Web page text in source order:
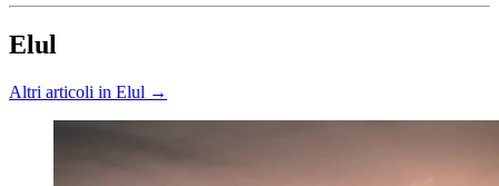
Elul
Altri articoli in Elul →